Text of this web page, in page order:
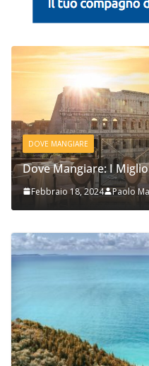
DOVE MANGIARE
Dove Mangiare: I
Febbraio 18, 2024 Paolo